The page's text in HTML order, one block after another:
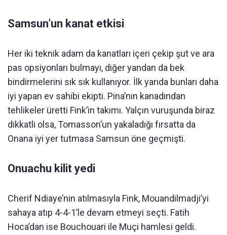
Samsun’un kanat etkisi
Her iki teknik adam da kanatları içeri çekip şut ve ara
pas opsiyonları bulmayı, diğer yandan da bek
bindirmelerini sık sık kullanıyor. İlk yarıda bunları daha
iyi yapan ev sahibi ekipti. Pina’nın kanadından
tehlikeler üretti Fink’in takımı. Yalçın vuruşunda biraz
dikkatli olsa, Tomasson’un yakaladığı fırsatta da
Onana iyi yer tutmasa Samsun öne geçmişti.
Onuachu kilit yedi
Cherif Ndiaye’nin atılmasıyla Fink, Mouandilmadji’yi
sahaya atıp 4-4-1’le devam etmeyi seçti. Fatih
Hoca’dan ise Bouchouari ile Muçi hamlesi geldi.